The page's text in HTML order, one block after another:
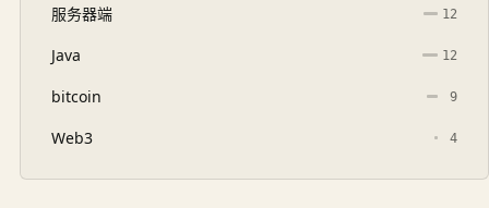
服务器端 12
Java 12
bitcoin 9
Web3 4